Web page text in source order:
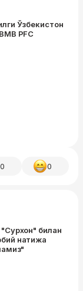
Ўзбекистон
PFC
0 0
билан
натижа